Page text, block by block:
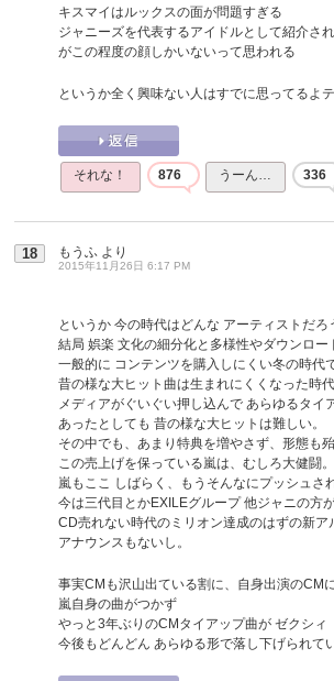
キスマイはルックスの面が問題すぎる
ジャニーズを代表するアイドルとして紹介さ
がこの程度の顔しかいないって思われる
というか全く興味ない人はすでに思ってるよ
それな！ 876 うーん… 336
18 もうふ より
2015年11月26日 6:17 PM
というか 今の時代はどんな アーティストだろ
結局 娯楽 文化の細分化と多様性やダウンロー
一般的に コンテンツを購入しにくい冬の時代
昔の様な大ヒット曲は生まれにくくなった時代
メディアがぐいぐい押し込んで あらゆるタイ
あったとしても 昔の様な大ヒットは難しい。
その中でも、あまり特典を増やさず、形態も
この売上げを保っている嵐は、むしろ大健闘。
嵐もここ しばらく、もうそんなにプッシュさ
今は三代目とかEXILEグループ 他ジャニの方
CD売れない時代のミリオン達成のはずの新ア
アナウンスもないし。
事実CMも沢山出ている割に、自身出演のCM
嵐自身の曲がつかず
やっと3年ぶりのCMタイアップ曲が ゼクシィ
今後もどんどん あらゆる形で落し下げられて